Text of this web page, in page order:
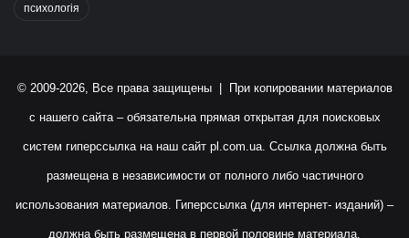
психологія
© 2009-2026, Все права защищены | При копировании материалов
с нашего сайта – обязательна прямая открытая для поисковых
систем гиперссылка на наш сайт pl.com.ua. Ссылка должна быть
размещена в независимости от полного либо частичного
использования материалов. Гиперссылка (для интернет- изданий) –
должна быть размещена в первой половине материала.